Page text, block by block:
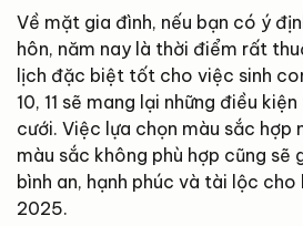
Về mặt gia đình, nếu bạn có ý
hôn, năm nay là thời điểm rất
lịch đặc biệt tốt cho việc sinh
10, 11 sẽ mang lại những điều
cưới. Việc lựa chọn màu sắc hợp
màu sắc không phù hợp cũng sẽ
bình an, hạnh phúc và tài lộc
2025.